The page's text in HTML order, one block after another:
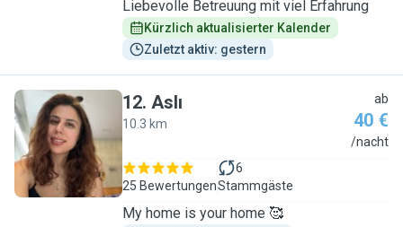
Liebevolle Betreuung mit viel Erfahrung
Kürzlich aktualisierter Kalender
Zuletzt aktiv: gestern
A
12. Aslı
10.3 km
ab
40 €
/nacht
25 Bewertungen
6
Stammgäste
My home is your home 🥰